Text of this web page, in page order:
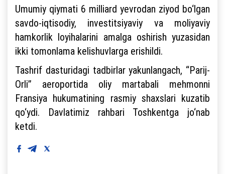
Umumiy qiymati 6 milliard yevrodan ziyod bo‘lgan
savdo-iqtisodiy, investitsiyaviy va moliyaviy
hamkorlik loyihalarini amalga oshirish yuzasidan
ikki tomonlama kelishuvlarga erishildi.
Tashrif dasturidagi tadbirlar yakunlangach, “Parij-
Orli” aeroportida oliy martabali mehmonni
Fransiya hukumatining rasmiy shaxslari kuzatib
qo‘ydi. Davlatimiz rahbari Toshkentga jo‘nab
ketdi.